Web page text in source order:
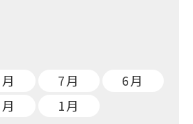
7月
6月
1月